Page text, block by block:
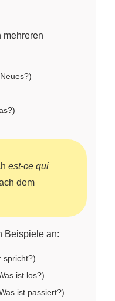
mehreren
est-ce qui
dem
Beispiele an:
spricht?)
ist los?)
ist passiert?)